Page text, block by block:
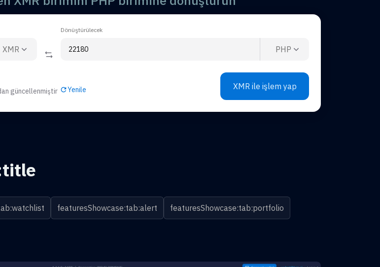
XMR
Dönüştürülecek
PHP
güncellenmiştir Yenile XMR ile işlem yap
featuresShowcase:tab:alert featuresShowcase:tab:portfolio